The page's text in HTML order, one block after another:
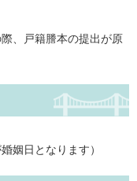
、戸籍謄本の提出が原
姻日となります）